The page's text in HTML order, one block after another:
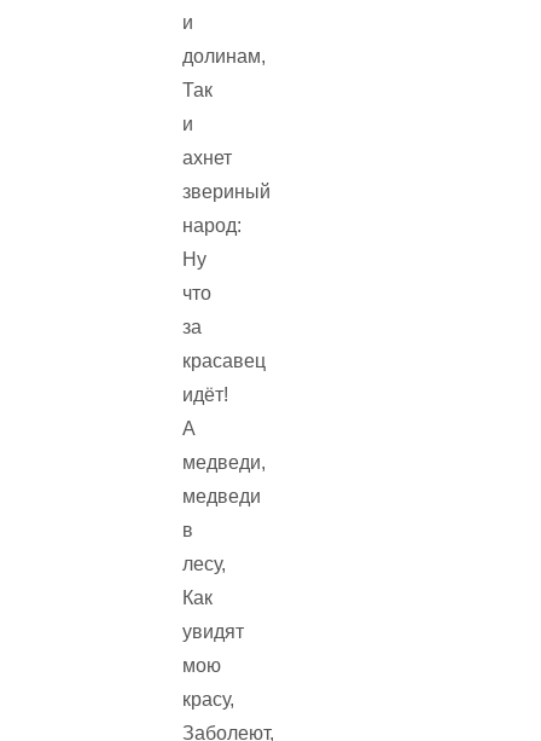
и
долинам,
Так
и
ахнет
звериный
народ:
Ну
что
за
красавец
идёт!
А
медведи,
медведи
в
лесу,
Как
увидят
мою
красу,
Заболеют,